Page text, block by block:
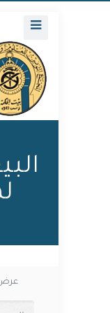
عرض 301–312 من أصل 377